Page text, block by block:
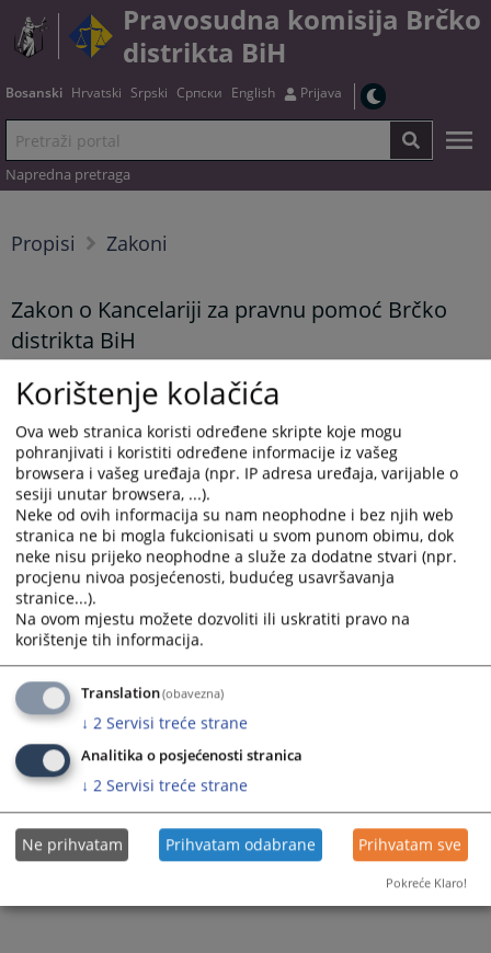
Pravosudna komisija Brčko
distrikta BiH
Bosanski Hrvatski Srpski Српски English Prijava
Napredna pretraga
Propisi Zakoni
Zakon o Kancelariji za pravnu pomoć Brčko
distrikta BiH
Tekst zakona možete preuzeti
Prikazana vijest je na: Bosanski jezik
Vijest dostupna još na: Hrvatski jezik Српски језик
224 PREGLEDA
Korištenje kolačića
Ova web stranica koristi određene skripte koje mogu
pohranjivati i koristiti određene informacije iz vašeg
browsera i vašeg uređaja (npr. IP adresa uređaja, varijable o
sesiji unutar browsera, ...).
Neke od ovih informacija su nam neophodne i bez njih web
stranica ne bi mogla fukcionisati u svom punom obimu, dok
neke nisu prijeko neophodne a služe za dodatne stvari (npr.
procjenu nivoa posjećenosti, budućeg usavršavanja
stranice...).
Na ovom mjestu možete dozvoliti ili uskratiti pravo na
korištenje tih informacija.
Translation(obavezna)
↓ 2 Servisi treće strane
Analitika o posjećenosti stranica
↓ 2 Servisi treće strane
Ne prihvatam Prihvatam odabrane Prihvatam sve
Pokreće Klaro!